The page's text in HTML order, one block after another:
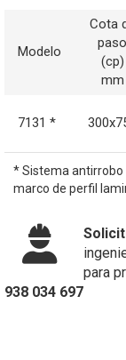
Modelo
Cota
paso
(cp)
mm
7131 *
* Sistema antirrobo
marco de perfil
para
938 034 697